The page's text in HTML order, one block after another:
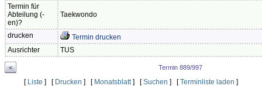
Termin für
Abteilung (-
en)?
Taekwondo
drucken
Termin drucken
Ausrichter
TUS
< Termin 889/997
[ Liste ] [ Drucken ] [ Monatsblatt] [Suchen ] [Terminliste laden ]